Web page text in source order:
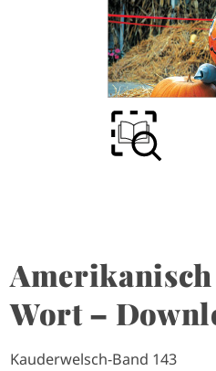
Wort –
Kauderwelsch-Band 143